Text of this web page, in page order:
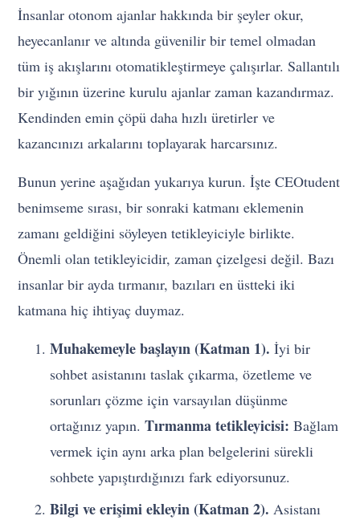
İnsanlar otonom ajanlar hakkında bir şeyler okur,
heyecanlanır ve altında güvenilir bir temel olmadan
tüm iş akışlarını otomatikleştirmeye çalışırlar. Sallantılı
bir yığının üzerine kurulu ajanlar zaman kazandırmaz.
Kendinden emin çöpü daha hızlı üretirler ve
kazancınızı arkalarını toplayarak harcarsınız.
Bunun yerine aşağıdan yukarıya kurun. İşte CEOtudent
benimseme sırası, bir sonraki katmanı eklemenin
zamanı geldiğini söyleyen tetikleyiciyle birlikte.
Önemli olan tetikleyicidir, zaman çizelgesi değil. Bazı
insanlar bir ayda tırmanır, bazıları en üstteki iki
katmana hiç ihtiyaç duymaz.
Muhakemeyle başlayın (Katman 1). İyi bir
sohbet asistanını taslak çıkarma, özetleme ve
sorunları çözme için varsayılan düşünme
ortağınız yapın.Tırmanma tetikleyicisi: Bağlam
vermek için aynı arka plan belgelerini sürekli
sohbete yapıştırdığınızı fark ediyorsunuz.
Bilgi ve erişimi ekleyin (Katman 2). Asistanı